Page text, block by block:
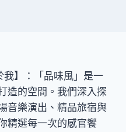
】：「品味風」是一
造的空間。我們深入探
音樂演出、精品旅宿與
精選每一次的感官饗